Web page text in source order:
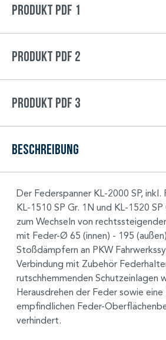
Produkt PDF 1
Produkt PDF 2
Produkt PDF 3
Beschreibung
Der Federspanner KL-2000 SP,
KL-1510 SP Gr. 1N und KL-1520
zum Wechseln von
mit Feder-Ø 65 (innen) - 195
Stoßdämpfern an PKW
Verbindung mit Zubehör
rutschhemmenden Schutzeinlagen
Herausdrehen der Feder sowie
empfindlichen Feder-
verhindert.